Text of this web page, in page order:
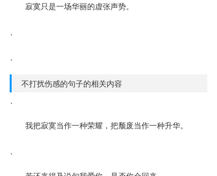
寂寞只是一场华丽的虚张声势。
、
、
不打扰伤感的句子的相关内容
、
我把寂寞当作一种荣耀，把颓废当作一种升华。
、